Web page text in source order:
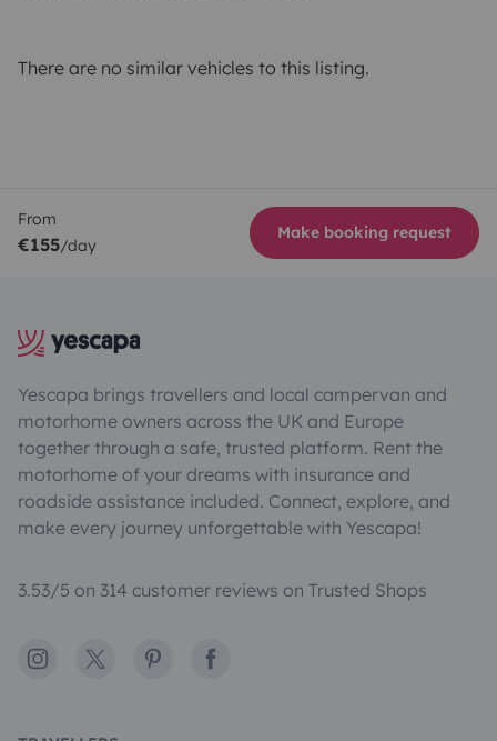
There are no similar vehicles to this listing.
From
€155/day
Make booking request
Yescapa brings travellers and local campervan and
motorhome owners across the UK and Europe
together through a safe, trusted platform. Rent the
motorhome of your dreams with insurance and
roadside assistance included. Connect, explore, and
make every journey unforgettable with Yescapa!
3.53/5 on 314 customer reviews on Trusted Shops
Instagram
X PinterestFacebook